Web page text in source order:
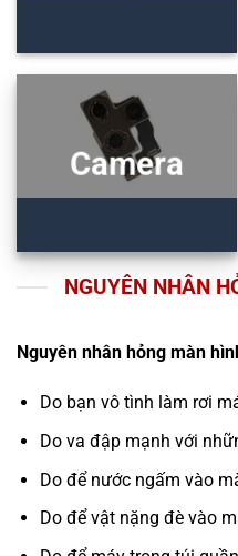
Camera
NGUYÊN NHÂN
Nguyên nhân hỏng màn
Do bạn vô tình làm rơi
Do va đập mạnh với
Do để nước ngấm vào
Do để vật nặng đè vào